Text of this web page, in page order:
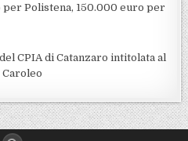
Polistena, 150.000 euro per
CPIA di Catanzaro intitolata al
Caroleo